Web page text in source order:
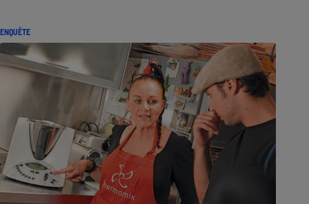
ENQUÊTE